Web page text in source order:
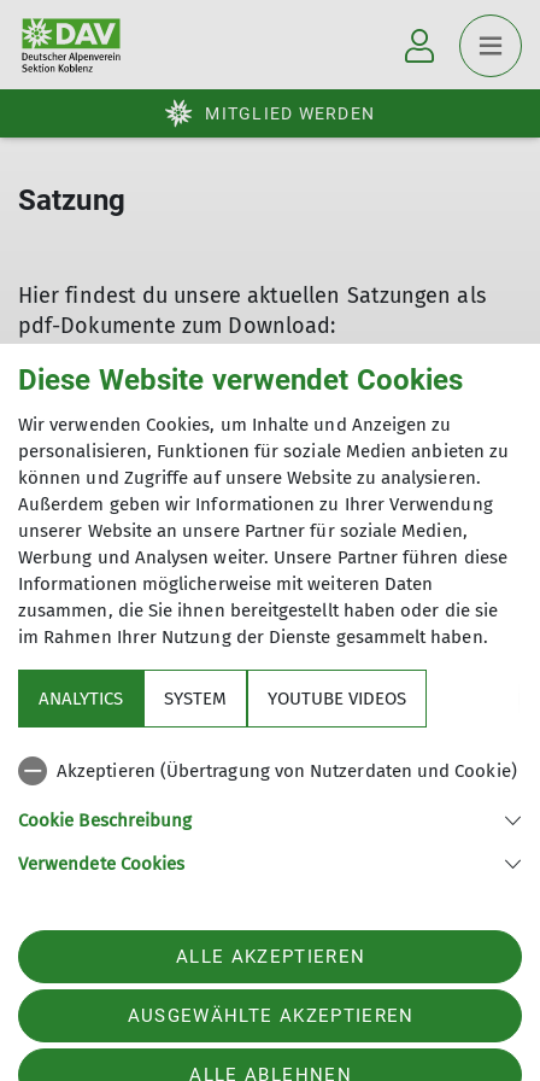
MITGLIED WERDEN
Satzung
Hier findest du unsere aktuellen Satzungen als
pdf-Dokumente zum Download:
Satzung DAV Koblenz
Sektion
Programm
DAV
Sektion Koblenz des Deutschen Alpenvereins e.V.
Telefon +4926179452
Datenschutz-Einstellungen
Datenschutz
Impressum
Diese Website verwendet Cookies
Wir verwenden Cookies, um Inhalte und Anzeigen zu
personalisieren, Funktionen für soziale Medien anbieten zu
können und Zugriffe auf unsere Website zu analysieren.
Außerdem geben wir Informationen zu Ihrer Verwendung
unserer Website an unsere Partner für soziale Medien,
Werbung und Analysen weiter. Unsere Partner führen diese
Informationen möglicherweise mit weiteren Daten
zusammen, die Sie ihnen bereitgestellt haben oder die sie
im Rahmen Ihrer Nutzung der Dienste gesammelt haben.
ANALYTICS SYSTEM YOUTUBE VIDEOS
Akzeptieren (Übertragung von Nutzerdaten und Cookie)
Cookie Beschreibung
Verwendete Cookies
ALLE AKZEPTIEREN
AUSGEWÄHLTE AKZEPTIEREN
ALLE ABLEHNEN